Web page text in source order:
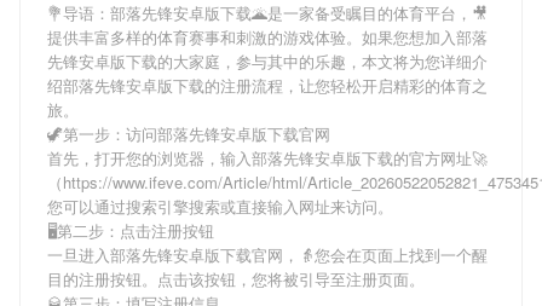
💐导语： 部落先锋安卓版下载🌋是一家备受瞩目的体育平台，🎥
提供丰富多样的体育赛事和刺激的游戏体验。如果您想加入部落
先锋安卓版下载的大家庭，参与其中的乐趣，本文将为您详细介
绍部落先锋安卓版下载的注册流程，让您轻松开启精彩的体育之
旅。
🦖第一步：访问部落先锋安卓版下载官网
首先，打开您的浏览器，输入部落先锋安卓版下载的官方网址🚀
（https://www.ifeve.com/Article/html/
您可以通过搜索引擎搜索或直接输入网址来访问。
🖥第二步：点击注册按钮
一旦进入部落先锋安卓版下载官网，👵您会在页面上找到一个醒
目的注册按钮。点击该按钮，您将被引导至注册页面。